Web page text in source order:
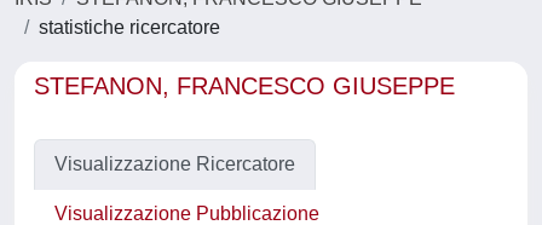
statistiche ricercatore
STEFANON, FRANCESCO GIUSEPPE
Visualizzazione Ricercatore
Visualizzazione Pubblicazione